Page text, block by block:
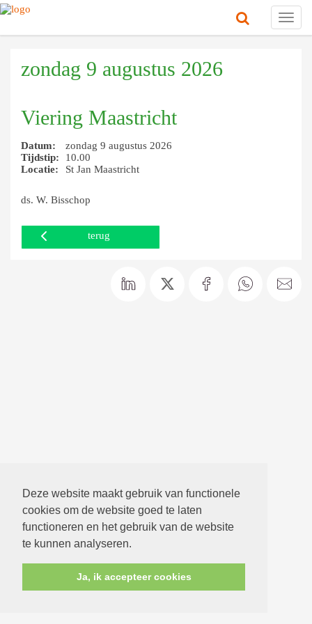
Deze website maakt gebruik van functionele
cookies om de website goed te laten
functioneren en het gebruik van de website
te kunnen analyseren.
Ja, ik accepteer cookies
zondag 9 augustus 2026
Viering Maastricht
Datum:
zondag 9 augustus 2026
Tijdstip:
10.00
Locatie:
St Jan Maastricht
ds. W. Bisschop
terug